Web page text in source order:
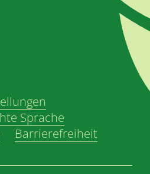
Sprache
Barrierefreiheit